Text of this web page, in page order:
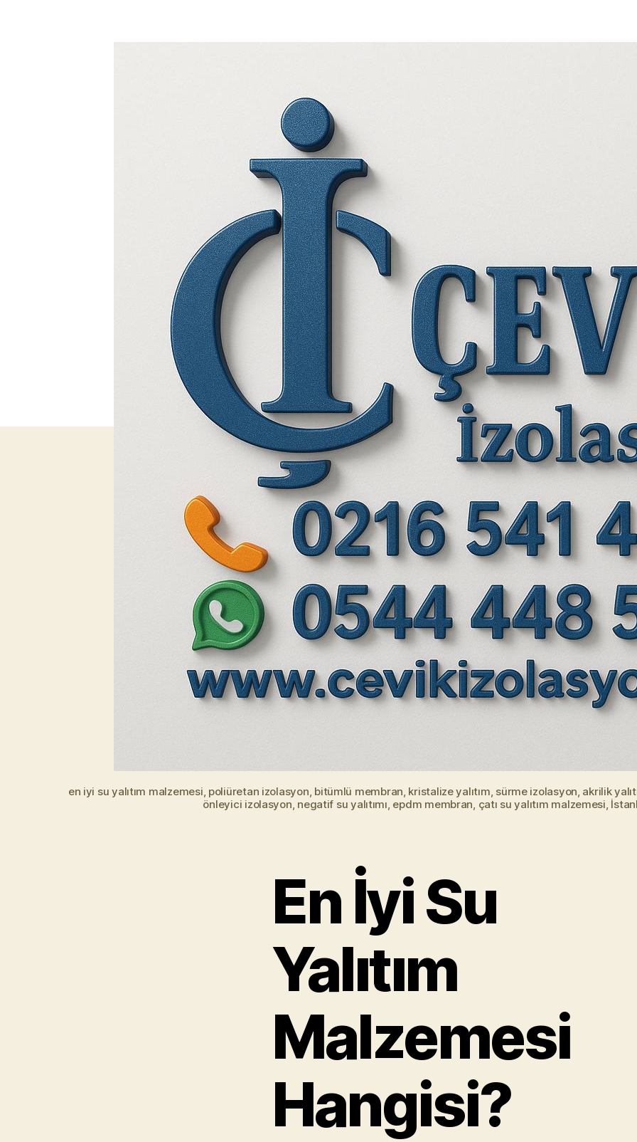
en iyi su yalıtım malzemesi, poliüretan izolasyon, bitümlü membran, kristalize yalıtım, sürme izolasyon, akrilik
önleyici izolasyon, negatif su yalıtımı, epdm membran, çatı su yalıtım malzemesi,
En İyi Su
Yalıtım
Malzemesi
Hangisi?